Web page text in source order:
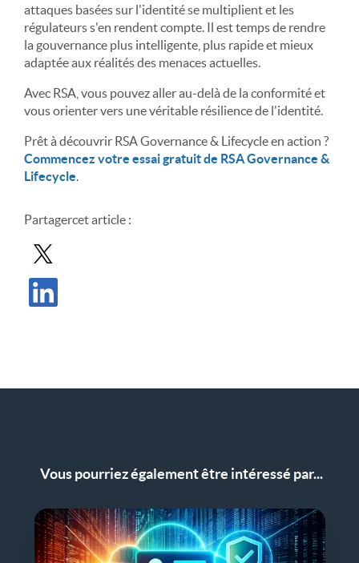
attaques basées sur l'identité se multiplient et les
régulateurs s'en rendent compte. Il est temps de rendre
la gouvernance plus intelligente, plus rapide et mieux
adaptée aux réalités des menaces actuelles.
Avec RSA, vous pouvez aller au-delà de la conformité et
vous orienter vers une véritable résilience de l'identité.
Prêt à découvrir RSA Governance & Lifecycle en action ?
Commencez votre essai gratuit de RSA Governance &
Lifecycle.
Partagercet article :
Partager le message dans X
Vous pourriez également être intéressé par...